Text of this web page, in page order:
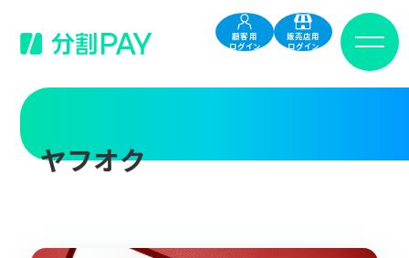
顧客用
ログイン
販売店用
ログイン
ヤフオク